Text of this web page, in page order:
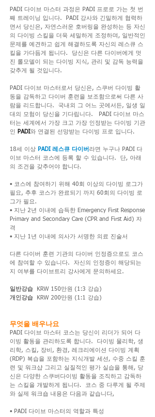
PADI 다이브 마스터 과정은 PADI 프로로 가는 첫 번
째 트레이닝 입니다. PADI 강사와 긴밀하게 협력하
면서 당신은, 자연스러운 호버링을 완성하는 등 자신
의 다이빙 스킬을 더욱 세밀하게 조정하며, 일반적인
문제를 예견하고 쉽게 해결하도록 자신의 레스큐 스
킬을 가다듬게 됩니다. 당신은 다른 다이버에게 멋
진 롤모델이 되는 다이빙 지식, 관리 및 감독 능력을
갖추게 될 것입니다.
PADI 다이브 마스터로서 당신은, 스쿠버 다이빙 활
동을 감독하고 다이버 훈련을 보조함으로써 다른 사
람을 리드합니다. 국내외 그 어느 곳에서든, 일생 일
대의 모험이 당신을 기다립니다. PADI 다이브 마스
터는 세계에서 가장 크고 가장 인정받는 다이빙 기관
인
PADI와 연결된 선망받는 다이빙 프로 입니다.
18세 이상 PADI 레스큐 다이버 라면 누구나 PADI 다
이브 마스터 코스에 등록 할 수 있습니다. 단, 아래
의 조건을 갖추어야 합니다.
• 코스에 참여하기 위해 40회 이상의 다이빙 로그가
필요, 추후 코스가 완료되기 까지 60회의 다이빙 로
그가 필요.
• 지난 2년 이내에 습득한 Emergency First Response
Primary and Secondary Care (CPR and First Aid) 자
격
• 지난 1년 이내에 의사가 서명한 의료 진술서
다른 다이버 훈련 기관의 다이버 인정증으로도 코스
에 참여할 수 있습니다. 자신의 인정증이 해당되는
지 여부를 다이브트리 강사에게 문의하세요.
일반강습
KRW 150만원 (1:3 강습)
개인강습 KRW 200만원 (1:1 강습)
무엇을 배우나요
PADI 다이브 마스터 코스는 당신이 리더가 되어 다
이빙 활동을 관리하도록 합니다. 다이빙 물리학, 생
리학, 스킬, 장비, 환경, 레크리에이션 다이빙 계획
(RDP) 복습을 포함하는 지식개발 세션, 수중 스킬 훈
련 및 워크샵 그리고 실질적인 평가 실습을 통해, 당
신은 다양한 스쿠버다이빙 활동을 조직하고 감독하
는 스킬을 개발하게 됩니다. 코스 중 다루게 될 주제
와 실제 워크숍 내용은 다음과 같습니다,
• PADI 다이브 마스터의 역할과 특성